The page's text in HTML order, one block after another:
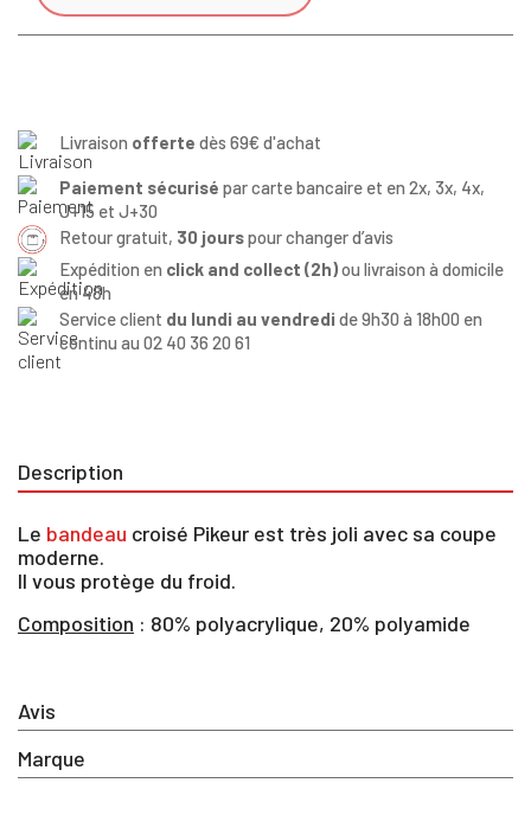
Livraison offerte dès 69€ d'achat
Paiement sécurisé par carte bancaire et en 2x, 3x, 4x,
J+15 et J+30
Retour gratuit, 30 jourspour changer d’avis
Expédition en click and collect (2h)ou livraison à domicile
en 48h
Service client du lundi au vendredi de 9h30 à 18h00 en
continu au 02 40 36 20 61
Description
Avis
Marque
Le bandeau croisé Pikeur est très joli avec sa coupe
moderne.
Il vous protège du froid.
Composition : 80% polyacrylique, 20% polyamide
Vous devez être connecté pour enregistrer des